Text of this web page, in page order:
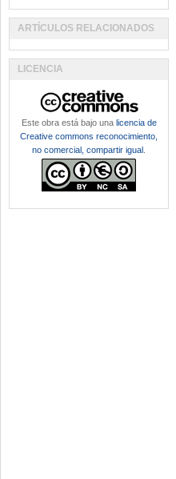
ARTÍCULOS RELACIONADOS
LICENCIA
Este obra está bajo una licencia de
Creative commons reconocimiento,
no comercial, compartir igual